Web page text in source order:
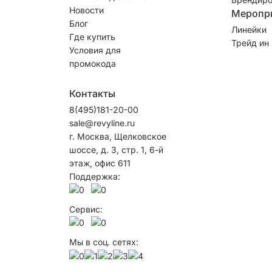
Новости
Блог
Где купить
Условия для
промокода
Линейки
Трейд ин
Контакты
8(495)181-20-00
sale@revyline.ru
г. Москва, Щелковское
шоссе, д. 3, стр. 1, 6-й
этаж, офис 611
Поддержка:
Сервис:
Мы в соц. сетях: